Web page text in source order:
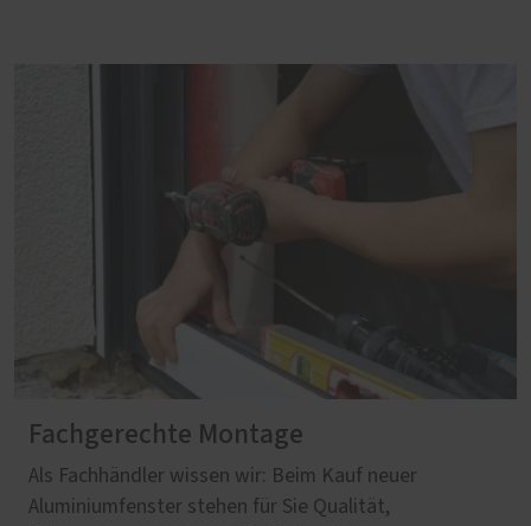
Fachgerechte Montage
Als Fachhändler wissen wir: Beim Kauf neuer
Aluminiumfenster stehen für Sie Qualität,